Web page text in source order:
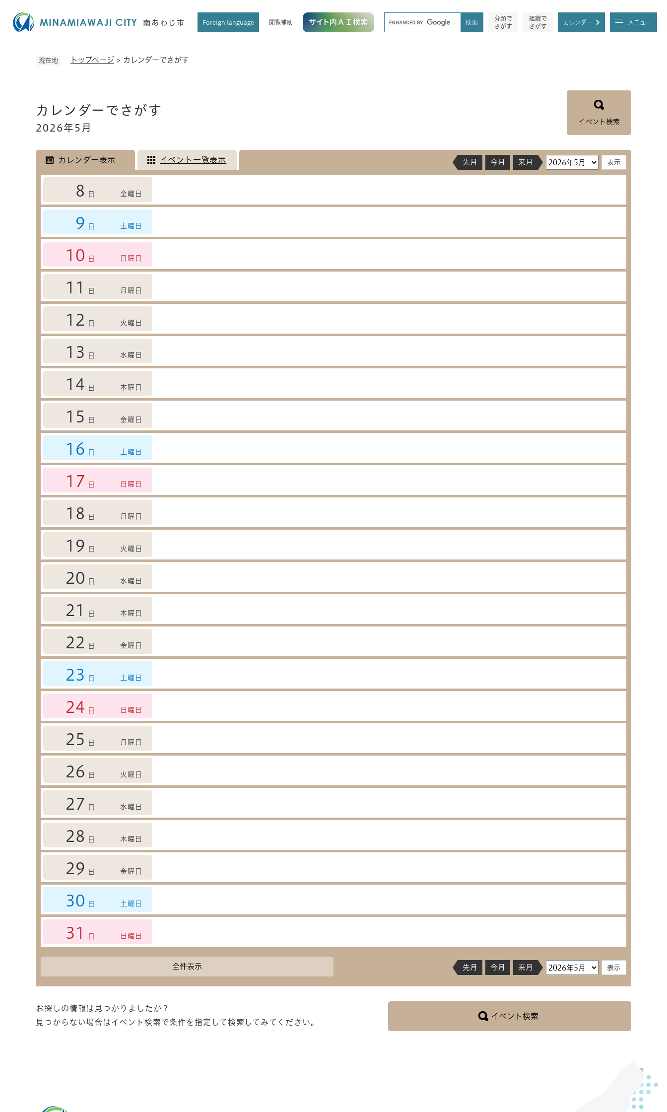
Foreign language 閲覧補助
分類で
さがす
組織で
さがす
カレンダー メニュー
現在地 トップページ > カレンダーでさがす
文
カレンダーでさがす
イベント検索
2026年5月
カレンダー表示 イベント一覧表示 先月 今月 来月
8 日 金曜日
9 日 土曜日
10 日 日曜日
11 日 月曜日
12 日 火曜日
13 日 水曜日
14 日 木曜日
15 日 金曜日
16 日 土曜日
17 日 日曜日
18 日 月曜日
19 日 火曜日
20 日 水曜日
21 日 木曜日
22 日 金曜日
23 日 土曜日
24 日 日曜日
25 日 月曜日
26 日 火曜日
27 日 水曜日
28 日 木曜日
29 日 金曜日
30 日 土曜日
31 日 日曜日
全件表示 先月 今月 来月
お探しの情報は見つかりましたか？
見つからない場合はイベント検索で条件を指定して検索してみてください。
イベント検索